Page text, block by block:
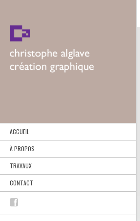
ACCUEIL
À PROPOS
TRAVAUX
CONTACT